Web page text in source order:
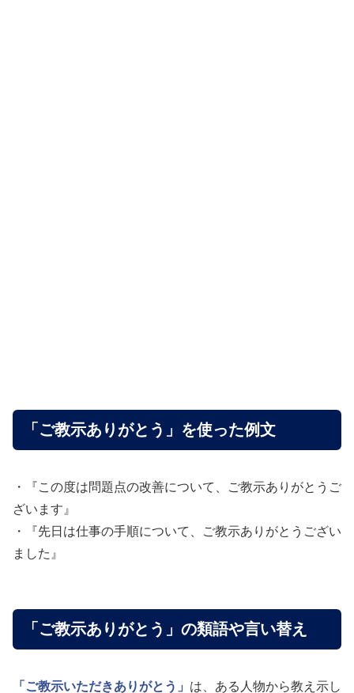
「ご教示ありがとう」を使った例文
・『この度は問題点の改善について、ご教示ありがとうご
ざいます』
・『先日は仕事の手順について、ご教示ありがとうござい
ました』
「ご教示ありがとう」の類語や言い替え
「ご教示いただきありがとう」 は、ある人物から教え示し